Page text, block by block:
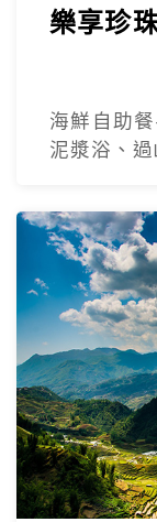
樂享珍
海鮮自助
泥漿浴、